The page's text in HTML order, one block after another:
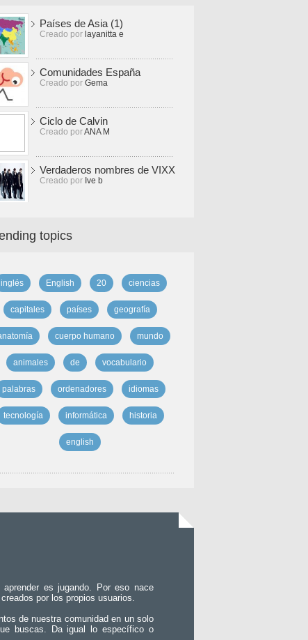
Países de Asia (1)
Creado por layanitta e
Comunidades España
Creado por Gema
Ciclo de Calvin
Creado porANA M
Verdaderos nombres de VIXX
Creado por Ive b
topics
inglés English 20 ciencias
capitales países geografía
cuerpo humano mundo
animales de vocabulario
palabras ordenadores idiomas
tecnología informática historia
english
es jugando. Por eso nace
por los propios usuarios.
de nuestra comunidad en un solo
buscas. Da igual lo específico o